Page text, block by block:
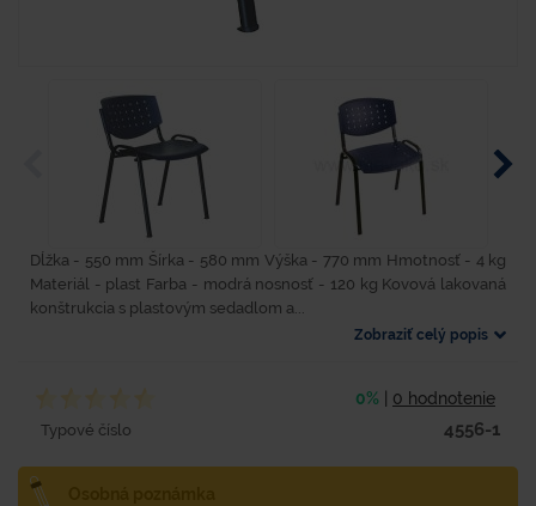
Dĺžka - 550 mm Šírka - 580 mm Výška - 770 mm Hmotnosť - 4 kg
Materiál - plast Farba - modrá nosnosť - 120 kg Kovová lakovaná
konštrukcia s plastovým sedadlom a...
Zobraziť celý popis
0% 0 hodnotenie
Typové číslo 4556-1